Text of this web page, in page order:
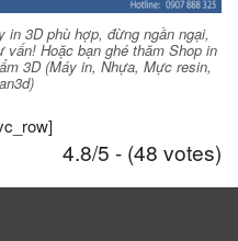
3D phù hợp, đừng ngần ngại,
Hoặc bạn ghé thăm Shop in
3D (Máy in, Nhựa, Mực resin,
4.8/5 - (48 votes)